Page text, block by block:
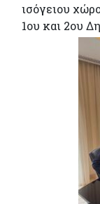
ισόγειου
1ου και 2ου